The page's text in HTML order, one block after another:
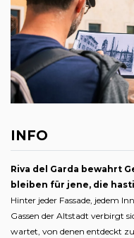
INFO
Riva del Garda bewahrt
bleiben für jene, die
Hinter jeder Fassade, jedem
Gassen der Altstadt verbirgt
wartet, von denen entdeckt